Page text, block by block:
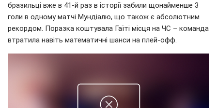
бразильці вже в 41-й раз в історії забили щонайменше 3
голи в одному матчі Мундіалю, що також є абсолютним
рекордом. Поразка коштувала Гаїті місця на ЧС – команда
втратила навіть математичні шанси на плей-офф.